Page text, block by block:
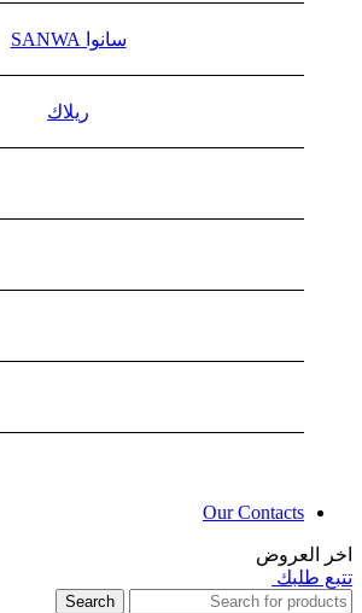
سانوا SANWA
ريلاك
Our Contacts
اخر العروض
تتبع طلبك
Search